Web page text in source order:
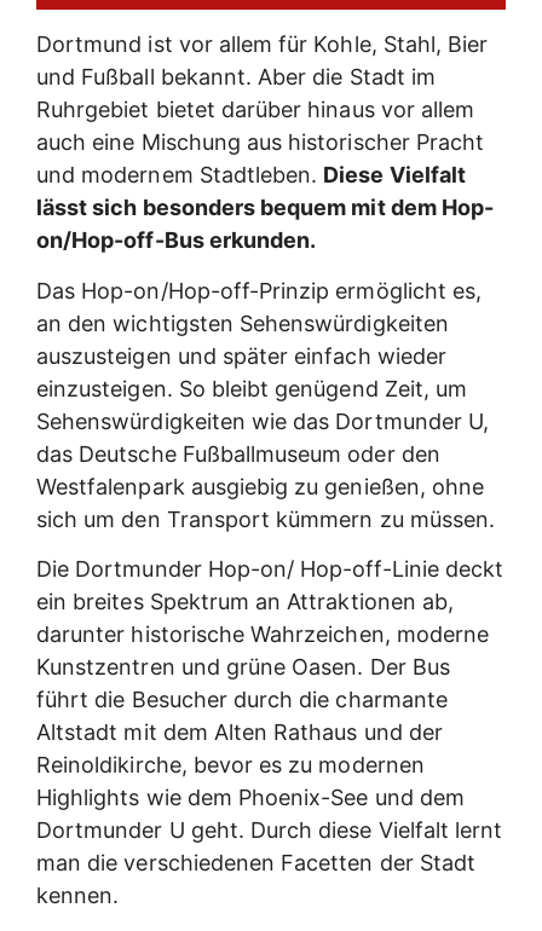
Dortmund ist vor allem für Kohle, Stahl, Bier
und Fußball bekannt. Aber die Stadt im
Ruhrgebiet bietet darüber hinaus vor allem
auch eine Mischung aus historischer Pracht
und modernem Stadtleben. Diese Vielfalt
lässt sich besonders bequem mit dem Hop-
on/Hop-off-Bus erkunden.
Das Hop-on/Hop-off-Prinzip ermöglicht es,
an den wichtigsten Sehenswürdigkeiten
auszusteigen und später einfach wieder
einzusteigen. So bleibt genügend Zeit, um
Sehenswürdigkeiten wie das Dortmunder U,
das Deutsche Fußballmuseum oder den
Westfalenpark ausgiebig zu genießen, ohne
sich um den Transport kümmern zu müssen.
Die Dortmunder Hop-on/ Hop-off-Linie deckt
ein breites Spektrum an Attraktionen ab,
darunter historische Wahrzeichen, moderne
Kunstzentren und grüne Oasen. Der Bus
führt die Besucher durch die charmante
Altstadt mit dem Alten Rathaus und der
Reinoldikirche, bevor es zu modernen
Highlights wie dem Phoenix-See und dem
Dortmunder U geht. Durch diese Vielfalt lernt
man die verschiedenen Facetten der Stadt
kennen.